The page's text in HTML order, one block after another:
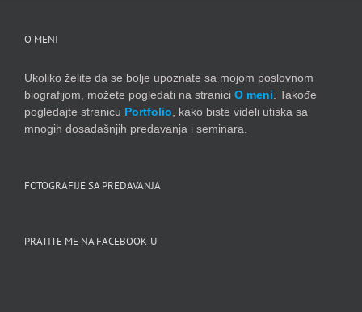
O MENI
Ukoliko želite da se bolje upoznate sa mojom poslovnom
biografijom, možete pogledati na stranici O meni . Takođe
pogledajte stranicu Portfolio , kako biste videli utiska sa
mnogih dosadašnjih predavanja i seminara.
FOTOGRAFIJE SA PREDAVANJA
PRATITE ME NA FACEBOOK-U